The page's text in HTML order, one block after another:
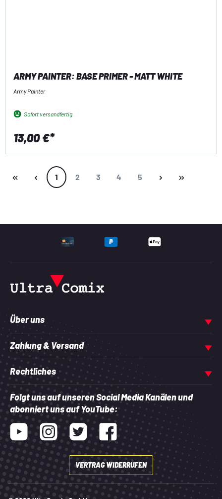
ARMY PAINTER: BASE PRIMER - MATT WHITE
Army Painter
Sofort versandfertig
13,00 €*
Seite
1 Seite
2 Seite
3 Seite
4 Seite
5
UNTERSTÜTZTE
Über uns
Zahlung & Versand
Rechtliches
Folgt uns auf unseren Social Media Kanälen und
abonniert uns auf YouTube:
Youtube InstagramTwitter Facebook
VERTRAG WIDERRUFEN